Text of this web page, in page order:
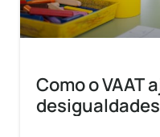
Como o VAAT